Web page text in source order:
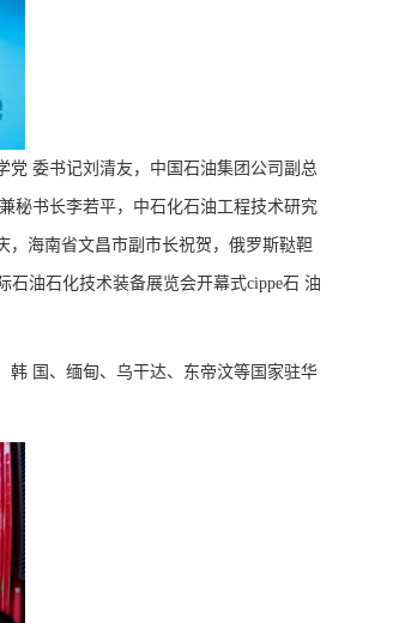
委书记刘清友，中国石油集团公司副总
秘书长李若平，中石化石油工程技术研究
，海南省文昌市副市长祝贺，俄罗斯鞑靼
石油石化技术装备展览会开幕式cippe石 油
韩 国、缅甸、乌干达、东帝汶等国家驻华